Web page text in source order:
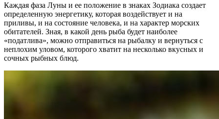
Каждая фаза Луны и ее положение в знаках Зодиака создает
определенную энергетику, которая воздействует и на
приливы, и на состояние человека, и на характер морских
обитателей. Зная, в какой день рыба будет наиболее
«податлива», можно отправиться на рыбалку и вернуться с
неплохим уловом, которого хватит на несколько вкусных и
сочных рыбных блюд.